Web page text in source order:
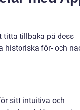
titta tillbaka på dess
historiska för- och
sitt intuitiva och